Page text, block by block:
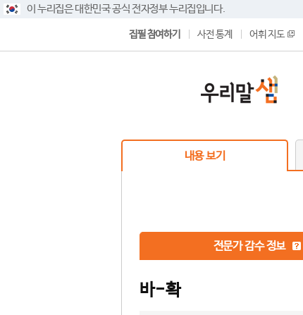
이 누리집은 대한민국 공식 전자정부 누리집입니다.
집필 참여하기 사전 통계 어휘 지도
내용 보기
전문가 감수 정보
바-확